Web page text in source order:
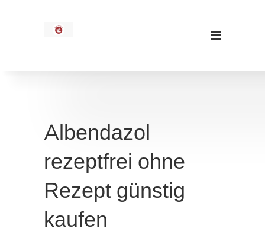
Albendazol
rezeptfrei ohne
Rezept günstig
kaufen